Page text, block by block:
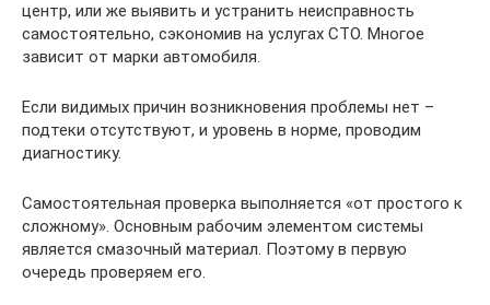
центр, или же выявить и устранить неисправность
самостоятельно, сэкономив на услугах СТО. Многое
зависит от марки автомобиля.
Если видимых причин возникновения проблемы нет –
подтеки отсутствуют, и уровень в норме, проводим
диагностику.
Самостоятельная проверка выполняется «от простого к
сложному». Основным рабочим элементом системы
является смазочный материал. Поэтому в первую
очередь проверяем его.